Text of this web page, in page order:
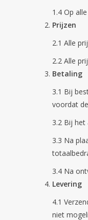
1.4 Op
Prijzen
2.1 Alle
2.2 Alle
Betaling
3.1 Bij
voordat
3.2 Bij het
3.3 Na
3.4 Na
Levering
4.1
niet